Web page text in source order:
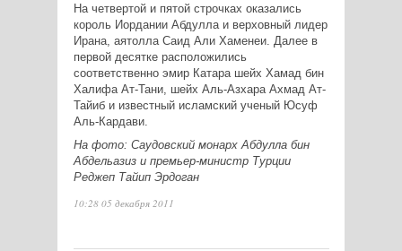
На четвертой и пятой строчках оказались
король Иордании Абдулла и верховный лидер
Ирана, аятолла Саид Али Хаменеи. Далее в
первой десятке расположились
соответственно эмир Катара шейх Хамад бин
Халифа Ат-Тани, шейх Аль-Азхара Ахмад Ат-
Тайиб и известный исламский ученый Юсуф
Аль-Кардави.
На фото: Саудовский монарх Абдулла бин
Абдельазиз и премьер-министр Турции
Реджеп Тайип Эрдоган
10:28 05 декабря 2011